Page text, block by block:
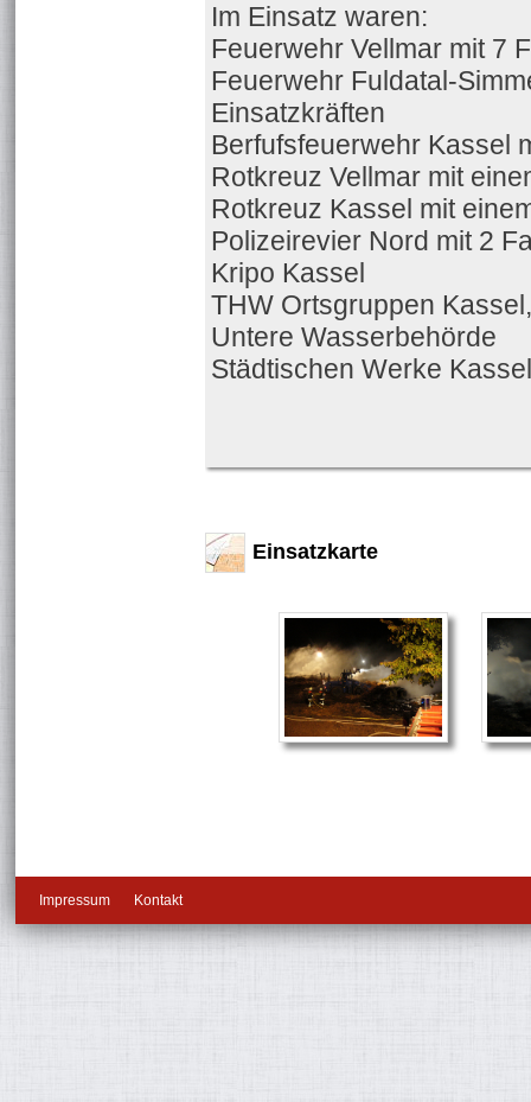
Im Einsatz waren:
Feuerwehr Vellmar mit 7
Feuerwehr Fuldatal-
Einsatzkräften
Berfufsfeuerwehr Kassel
Rotkreuz Vellmar mit
Rotkreuz Kassel mit
Polizeirevier Nord mit 2
Kripo Kassel
THW Ortsgruppen
Untere Wasserbehörde
Städtischen Werke Kassel
Einsatzkarte
Impressum Kontakt